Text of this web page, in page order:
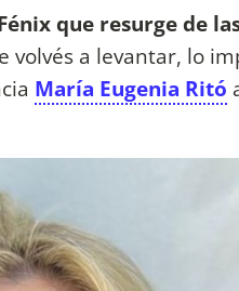
que resurge de
volvés a levantar, lo
María Eugenia Ritó